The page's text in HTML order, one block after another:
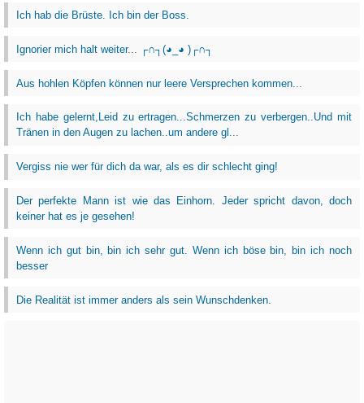
Ich hab die Brüste. Ich bin der Boss.
Ignorier mich halt weiter... ┌∩┐(◕_◕ )┌∩┐
Aus hohlen Köpfen können nur leere Versprechen kommen...
Ich habe gelernt,Leid zu ertragen...Schmerzen zu verbergen..Und mit
Tränen in den Augen zu lachen..um andere gl...
Vergiss nie wer für dich da war, als es dir schlecht ging!
Der perfekte Mann ist wie das Einhorn. Jeder spricht davon, doch
keiner hat es je gesehen!
Wenn ich gut bin, bin ich sehr gut. Wenn ich böse bin, bin ich noch
besser
Die Realität ist immer anders als sein Wunschdenken.